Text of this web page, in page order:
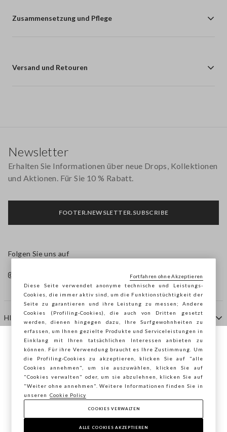
Zusammensetzung und Pflege
Versand und Retouren
HILFE
AGENTUR
KONTAKTE
Newsletter
Erhalten Sie Informationen über neue Drops, Kollektionen
und Aktionen. Für Sie 10 % Rabatt.
FOOTER.NEWSLETTER.SUBSCRIBE
Folgen Sie uns auf
Copyright © Ovs S.p.A. MwSt.-Nr. 04240010274 - Kap.
Kap. 290.923.470 -2.4.0
Sie surfen auf der Seite von STEFANEL
Deutschland, möchten Sie Ihren Standort
speichern?
BESTÄTIGEN
Diese Seite verwendet anonyme technische und Leistungs-
Cookies, die immer aktiv sind, um die Funktionstüchtigkeit der
Seite zu garantieren und ihre Leistung zu messen; Andere
Cookies (Profiling-Cookies), die auch von Dritten gesetzt
werden, dienen hingegen dazu, Ihre Surfgewohnheiten zu
erfassen, um Ihnen gezielte Produkte und Serviceleistungen in
Einklang mit Ihren tatsächlichen Interessen anbieten zu
können. Für ihre Verwendung braucht es Ihre Zustimmung. Um
die Profiling-Cookies zu akzeptieren, klicken Sie auf "alle
Cookies annehmen", um sie auszuwählen, klicken Sie auf
"Cookies verwalten" oder, um sie abzulehnen, klicken Sie auf
"Weiter ohne annehmen". Weitere Informationen finden Sie in
unseren
Cookie Policy
COOKIES VERWALTEN
ALLE COOKIES AKZEPTIEREN
Fortfahren ohne Akzeptieren